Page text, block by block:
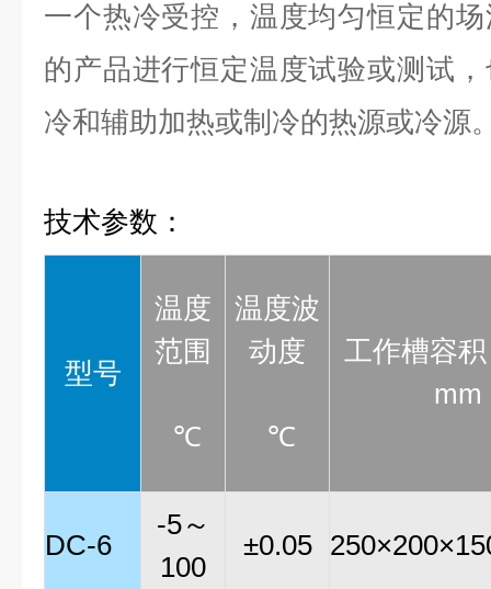
一个热冷受控，温度均匀恒定的
的产品进行恒定温度试验或测试
冷和辅助加热或制冷的热源或冷源
技术参数：
型号
温度
范围
℃
温度波
动度
℃
工作槽容积
mm
DC-6
-5～
100
±0.05